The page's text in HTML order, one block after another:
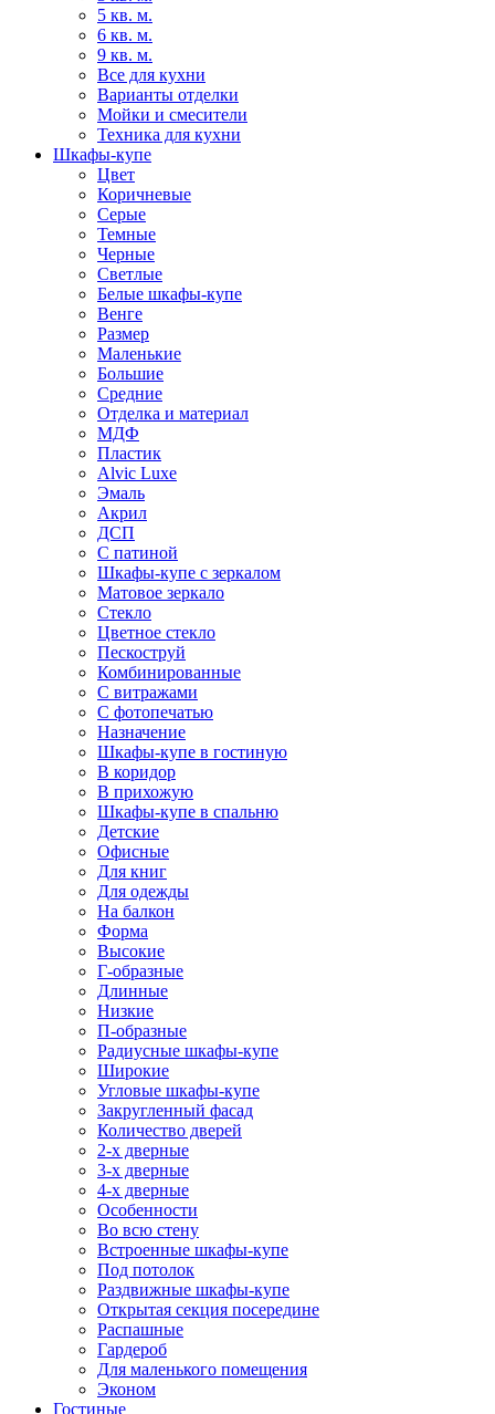
5 кв. м.
6 кв. м.
9 кв. м.
Все для кухни
Варианты отделки
Мойки и смесители
Техника для кухни
Шкафы-купе
Цвет
Коричневые
Серые
Темные
Черные
Светлые
Белые шкафы-купе
Венге
Размер
Маленькие
Большие
Средние
Отделка и материал
МДФ
Пластик
Alvic Luxe
Эмаль
Акрил
ДСП
С патиной
Шкафы-купе с зеркалом
Матовое зеркало
Стекло
Цветное стекло
Пескоструй
Комбинированные
С витражами
С фотопечатью
Назначение
Шкафы-купе в гостиную
В коридор
В прихожую
Шкафы-купе в спальню
Детские
Офисные
Для книг
Для одежды
На балкон
Форма
Высокие
Г-образные
Длинные
Низкие
П-образные
Радиусные шкафы-купе
Широкие
Угловые шкафы-купе
Закругленный фасад
Количество дверей
2-х дверные
3-х дверные
4-х дверные
Особенности
Во всю стену
Встроенные шкафы-купе
Под потолок
Раздвижные шкафы-купе
Открытая секция посередине
Распашные
Гардероб
Для маленького помещения
Эконом
Гостиные